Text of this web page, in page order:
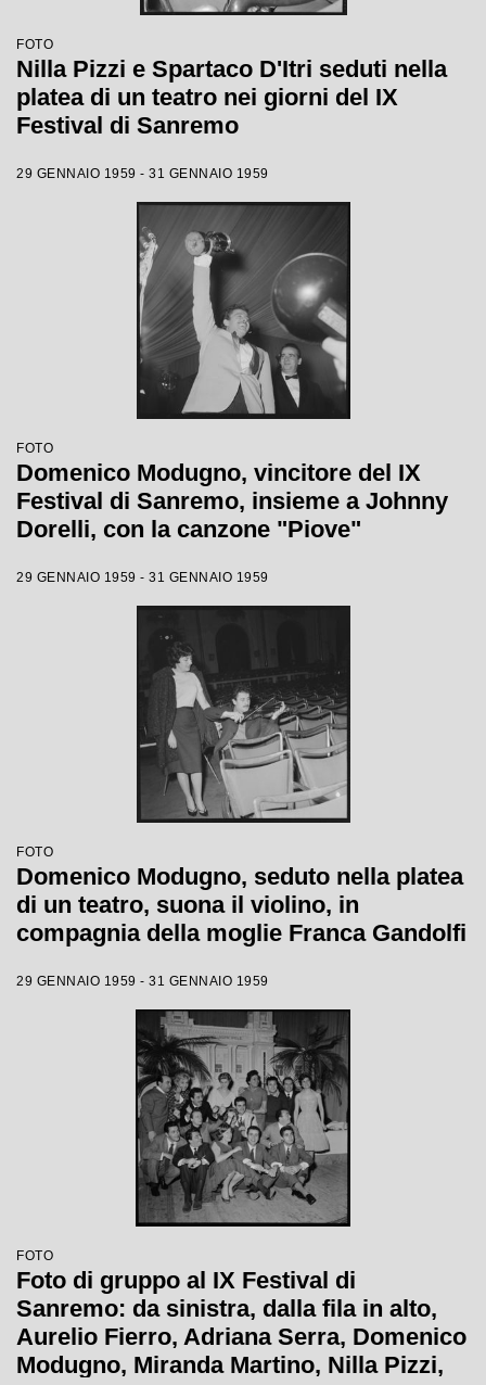
FOTO
Nilla Pizzi e Spartaco D'Itri seduti nella
platea di un teatro nei giorni del IX
Festival di Sanremo
29 GENNAIO 1959 - 31 GENNAIO 1959
FOTO
Domenico Modugno, vincitore del IX
Festival di Sanremo, insieme a Johnny
Dorelli, con la canzone "Piove"
29 GENNAIO 1959 - 31 GENNAIO 1959
FOTO
Domenico Modugno, seduto nella platea
di un teatro, suona il violino, in
compagnia della moglie Franca Gandolfi
29 GENNAIO 1959 - 31 GENNAIO 1959
FOTO
Foto di gruppo al IX Festival di
Sanremo: da sinistra, dalla fila in alto,
Aurelio Fierro, Adriana Serra, Domenico
Modugno, Miranda Martino, Nilla Pizzi,